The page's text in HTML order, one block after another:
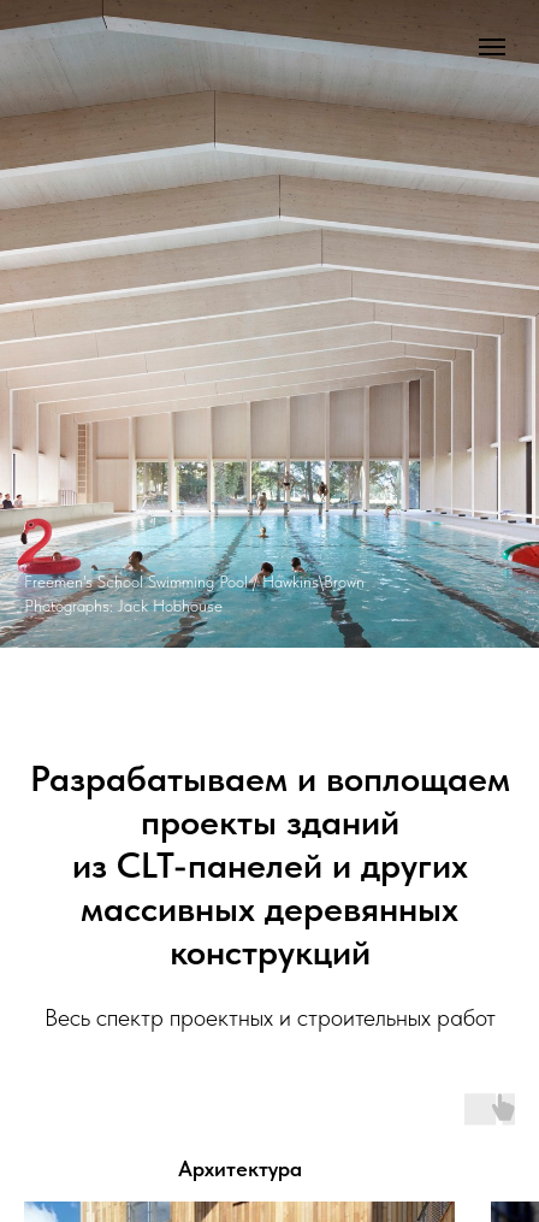
Freemen's School Swimming Pool / Hawkins\Brown
Photographs: Jack Hobhouse
Разрабатываем и воплощаем
проекты зданий
из CLT-панелей и других
массивных деревянных
конструкций
Весь спектр проектных и строительных работ
Архитектура